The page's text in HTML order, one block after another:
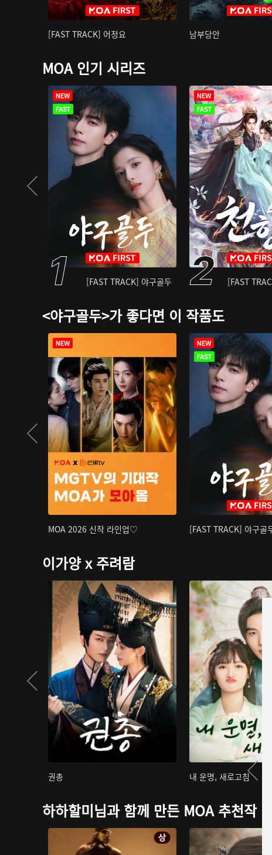
[FAST TRACK] 어정요 남부당안
MOA 인기 시리즈
[FAST TRACK] 야구골두 [FAST
<야구골두>가 좋다면 이 작품도
MOA 2026 신작 라인업♡ [FAST TRACK] 야구골
이가양 x 주려람
권총 내 운명, 새로고침
하하할미님과 함께 만든 MOA 추천작